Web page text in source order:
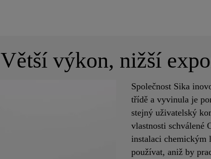
Větší výkon, nižší
Společnost Sika
třídě a vyvinula je
stejný uživatelský
vlastnosti schválené
instalaci chemickým
používat, aniž by